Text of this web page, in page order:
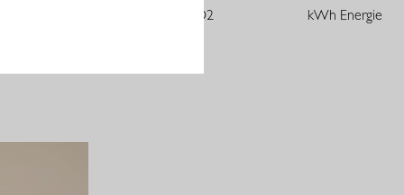
kg CO2 kWh Energie